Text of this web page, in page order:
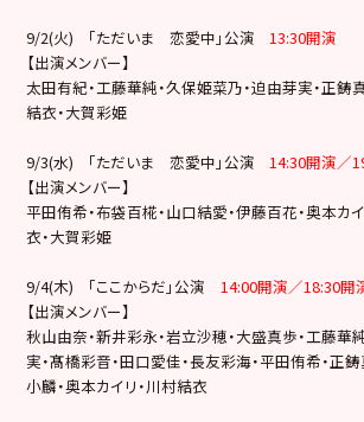
9/2(火) 「ただいま 恋愛中」公演 13:30開演
【出演メンバー】
太田有紀・工藤華純・久保姫菜乃・迫由芽実・正鋳
結衣・大賀彩姫
9/3(水) 「ただいま 恋愛中」公演 14:30開演／
【出演メンバー】
平田侑希・布袋百椛・山口結愛・伊藤百花・奥本カ
衣・大賀彩姫
9/4(木) 「ここからだ」公演 14:00開演／18:30開
【出演メンバー】
秋山由奈・新井彩永・岩立沙穂・大盛真歩・工藤華
実・髙橋彩音・田口愛佳・長友彩海・平田侑希・正
小麟・奥本カイリ・川村結衣